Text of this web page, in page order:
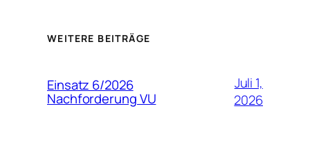
WEITERE BEITRÄGE
Einsatz 6/2026
Nachforderung VU
Juli 1,
2026